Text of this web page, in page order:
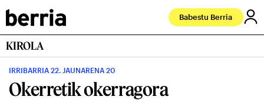
Babestu Berria
KIROLA
IRRIBARRIA 22. JAUNARENA 20
Okerretik okerragora